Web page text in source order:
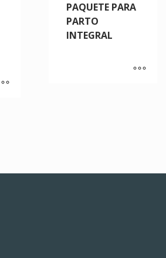
PAQUETE PARA
PARTO
INTEGRAL